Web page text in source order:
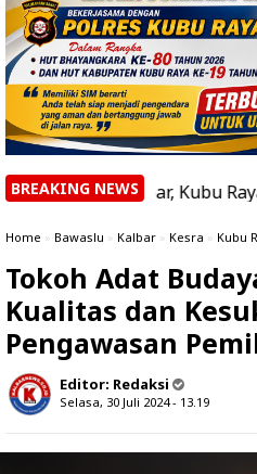
BREAKING NEWS
Kubu Raya Capai 288
Home » Bawaslu » Kalbar » Kesra » Kubu
Tokoh Adat
Kualitas dan
Pengawasan
Editor: Redaksi
Selasa, 30 Juli 2024 - 13.19